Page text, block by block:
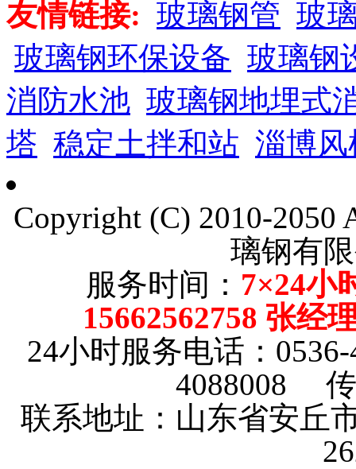
友情链接: 玻璃钢管 玻
玻璃钢环保设备 玻璃钢
消防水池 玻璃钢地埋式
塔 稳定土拌和站 淄博风
Copyright (C) 2010-2050
璃钢有
服务时间： 7×24小
15662562758 张
24小时服务电话：
4088008 传
联系地址：山东省安丘